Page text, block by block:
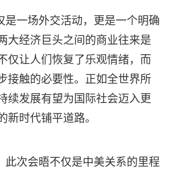
是一场外交活动，更是一个明确
大经济巨头之间的商业往来是
仅让人们恢复了乐观情绪，而
接触的必要性。正如全世界所
续发展有望为国际社会迈入更
新时代铺平道路。
此次会晤不仅是中美关系的里程